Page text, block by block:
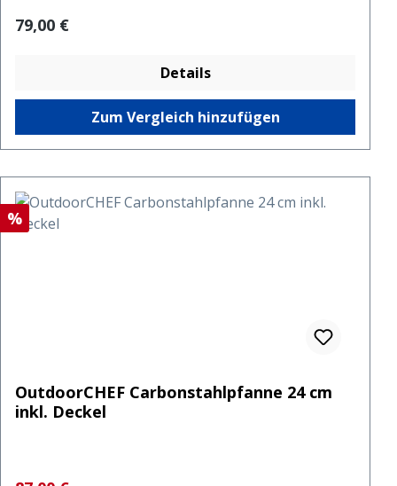
Regulärer Preis:
79,00 €
Details
Zum Vergleich hinzufügen
Rabatt
%
OutdoorCHEF Carbonstahlpfanne 24 cm
inkl. Deckel